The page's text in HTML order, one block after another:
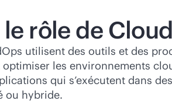
rôle de
utilisent des outils et des
les environnements
qui s’exécutent dans
ou hybride.